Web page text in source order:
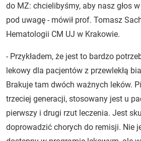
do MZ: chcielibyśmy, aby nasz głos
pod uwagę - mówił prof. Tomasz
Hematologii CM UJ w Krakowie.
- Przykładem, że jest to bardzo
lekowy dla pacjentów z przewlekłą
Brakuje tam dwóch ważnych leków.
trzeciej generacji, stosowany jest u
pierwszy i drugi rzut leczenia. Jest
doprowadzić chorych do remisji. Nie